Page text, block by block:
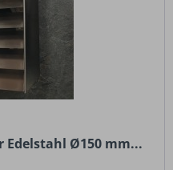
Ø150 mm...